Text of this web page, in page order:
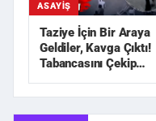
ASAYIŞ
Taziye İçin Bir Araya
Geldiler, Kavga Çıktı!
Tabancasını Çekip